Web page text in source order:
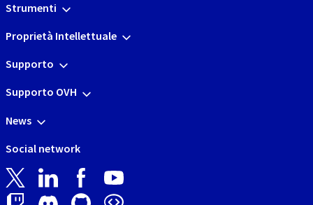
Strumenti
Proprietà Intellettuale
Supporto
Supporto OVH
News
Social network